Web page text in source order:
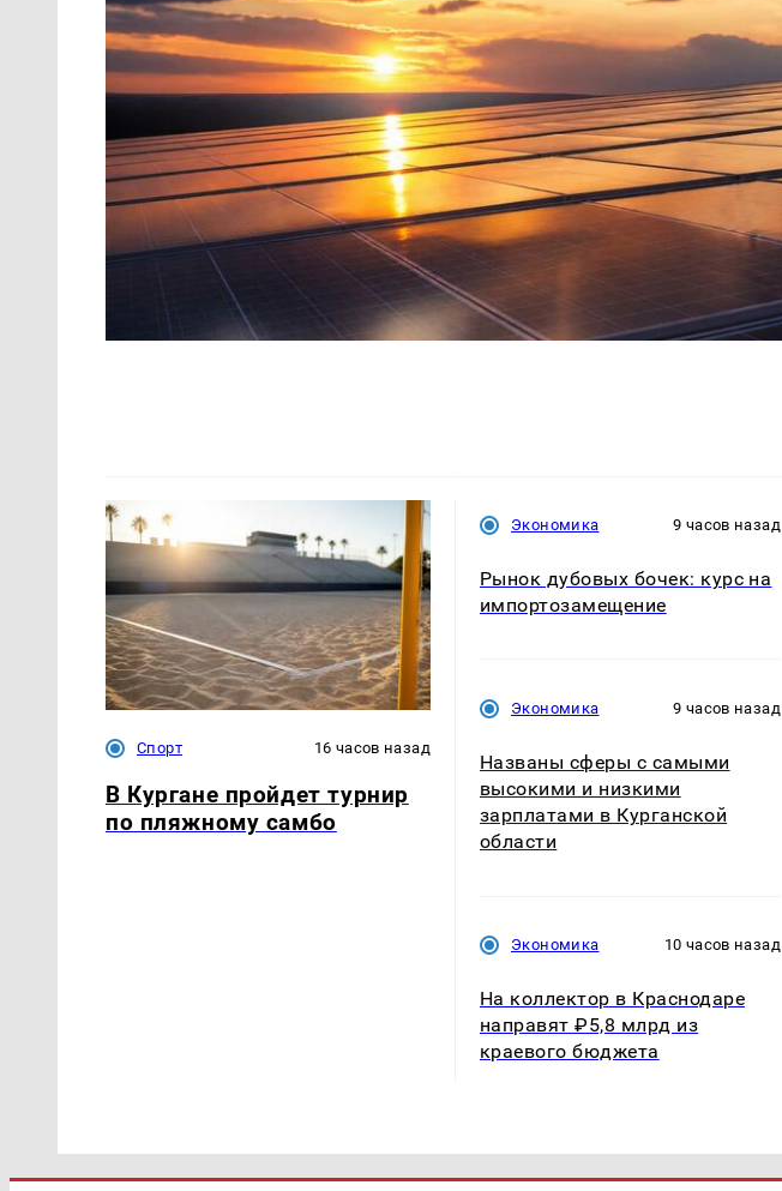
Спорт 16 часов назад
В Кургане пройдет турнир
по пляжному самбо
Экономика 9 часов назад
Рынок дубовых бочек: курс на
импортозамещение
Экономика 9 часов назад
Названы сферы с самыми
высокими и низкими
зарплатами в Курганской
области
Экономика 10 часов назад
На коллектор в Краснодаре
направят ₽5,8 млрд из
краевого бюджета